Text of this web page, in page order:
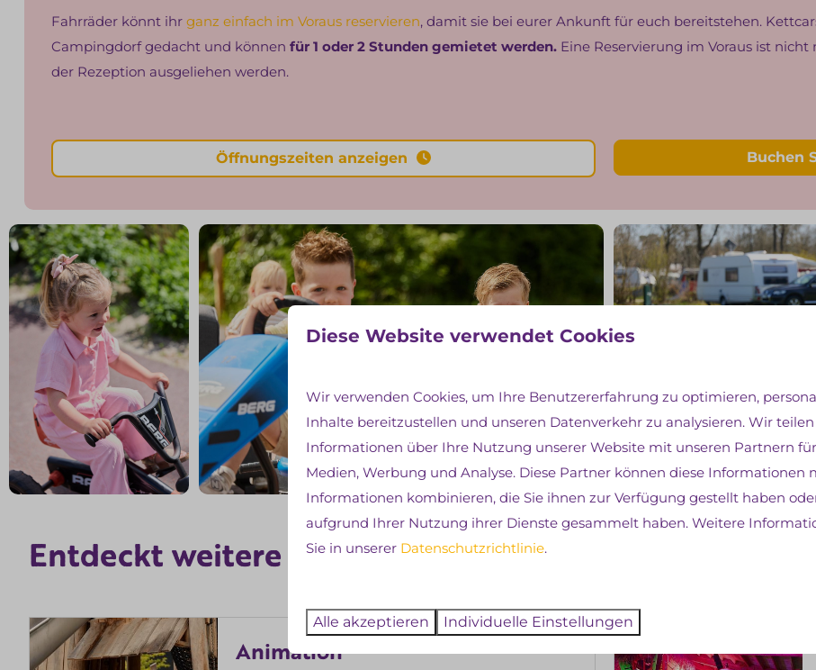
Fahrräder könnt ihr ganz einfach im Voraus reservieren, damit sie bei eurer Ankunft für euch bereitstehen.
Campingdorf gedacht und können für 1 oder 2 Stunden gemietet werden.Eine Reservierung im Voraus ist
der Rezeption ausgeliehen werden.
Öffnungszeiten anzeigen Buchen
Entdeckt weitere Einrichtungen
Animation
Diese Website verwendet Cookies
Wir verwenden Cookies, um Ihre Benutzererfahrung zu optimieren,
Inhalte bereitzustellen und unseren Datenverkehr zu analysieren. Wir
Informationen über Ihre Nutzung unserer Website mit unseren Partnern
Medien, Werbung und Analyse. Diese Partner können diese Informationen
Informationen kombinieren, die Sie ihnen zur Verfügung gestellt haben
aufgrund Ihrer Nutzung ihrer Dienste gesammelt haben. Weitere
Sie in unserer Datenschutzrichtlinie.
Alle akzeptieren Individuelle Einstellungen